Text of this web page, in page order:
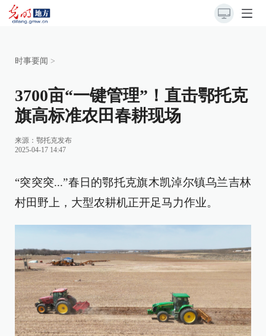
时事要闻 >
3700亩“一键管理”！直击鄂托克
旗高标准农田春耕现场
来源： 鄂托克发布
2025-04-17 14:47
“突突突...”春日的鄂托克旗木凯淖尔镇乌兰吉林
村田野上，大型农耕机正开足马力作业。